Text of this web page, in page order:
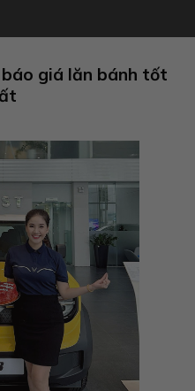
báo giá lăn bánh tốt